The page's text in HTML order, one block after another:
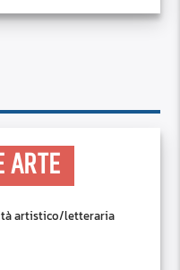
ARTE
artistico/letteraria